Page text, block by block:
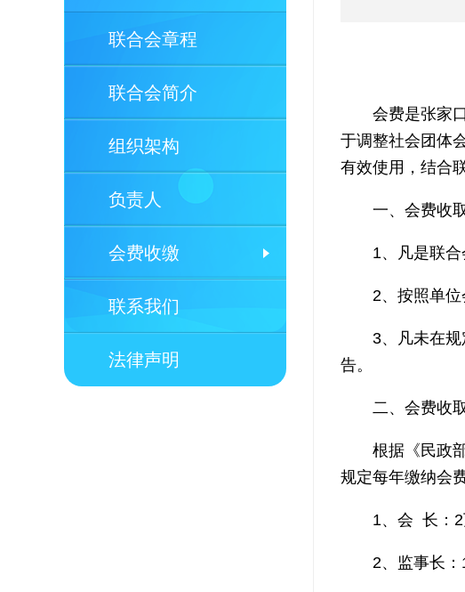
联合会章程
联合会简介
组织架构
负责人
会费收缴
联系我们
法律声明
会费是张家
于调整社会团体
有效使用，结合
一、会费收
1、凡是联
2、按照单位
3、凡未在
告。
二、会费收
根据《民政
规定每年缴纳会
1、会 长：2
2、监事长：